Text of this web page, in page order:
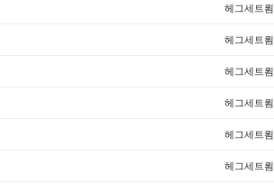
헤그세트룀
헤그세트룀
헤그세트룀
헤그세트룀
헤그세트룀
헤그세트룀